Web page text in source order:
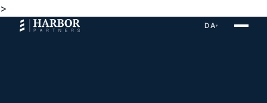
>
DA▾